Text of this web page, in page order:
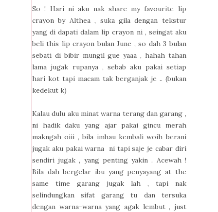
So ! Hari ni aku nak share my favourite lip
crayon by Althea , suka gila dengan tekstur
yang di dapati dalam lip crayon ni , seingat aku
beli this lip crayon bulan June , so dah 3 bulan
sebati di bibir mungil gue yaaa , hahah tahan
lama jugak rupanya , sebab aku pakai setiap
hari kot tapi macam tak berganjak je .. (bukan
kedekut k)
Kalau dulu aku minat warna terang dan garang ,
ni hadik daku yang ajar pakai gincu merah
makngah oiii , bila imbau kembali woih berani
jugak aku pakai warna ni tapi saje je cabar diri
sendiri jugak , yang penting yakin . Acewah !
Bila dah bergelar ibu yang penyayang at the
same time garang jugak lah , tapi nak
selindungkan sifat garang tu dan tersuka
dengan warna-warna yang agak lembut , just